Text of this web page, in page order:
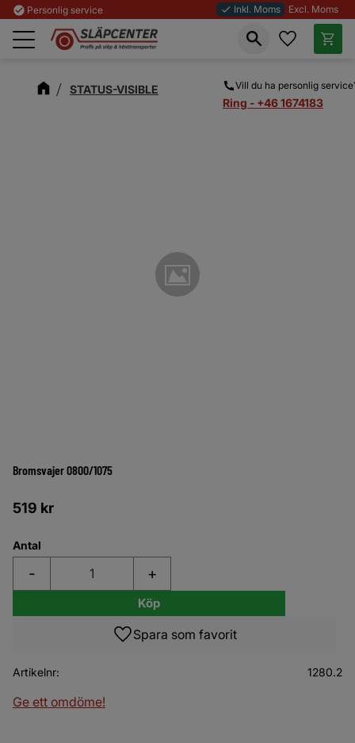
Meny
check_circle Personlig service done Inkl. Moms Excl. Moms
Vill du ha personlig
Ring - +46 1674183
Favoriter
STATUS-VISIBLE
Bromsvajer 0800/1075
519 kr
Antal
+
-
Köp
Lägg till i favoriter
Artikelnr 1280.2
Ge ett omdöme!